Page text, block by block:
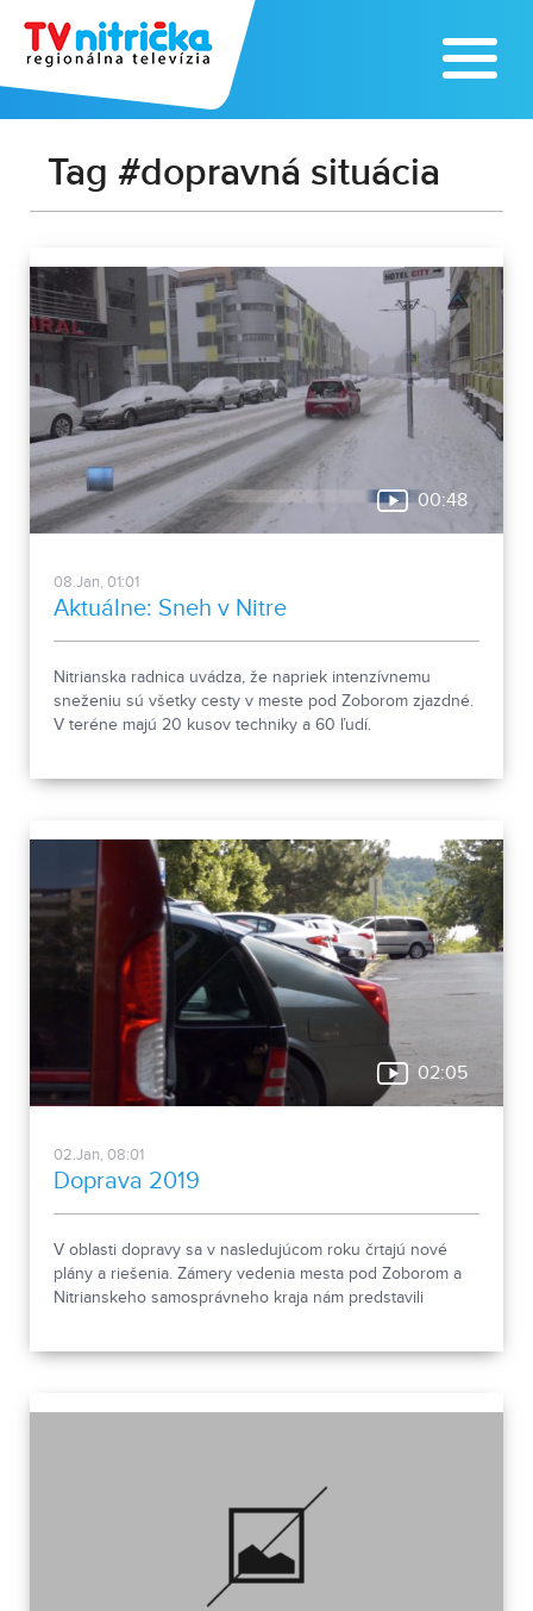
Tag #dopravná situácia
00:48
08.Jan, 01:01
Aktuálne: Sneh v Nitre
Nitrianska radnica uvádza, že napriek intenzívnemu
sneženiu sú všetky cesty v meste pod Zoborom zjazdné.
V teréne majú 20 kusov techniky a 60 ľudí.
02:05
02.Jan, 08:01
Doprava 2019
V oblasti dopravy sa v nasledujúcom roku črtajú nové
plány a riešenia. Zámery vedenia mesta pod Zoborom a
Nitrianskeho samosprávneho kraja nám predstavili